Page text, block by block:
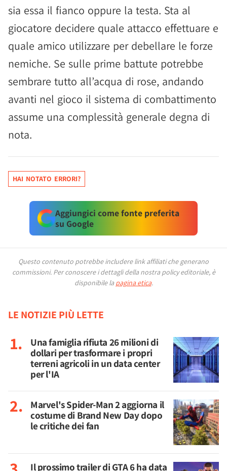
sia essa il fianco oppure la testa. Sta al
giocatore decidere quale attacco effettuare e
quale amico utilizzare per debellare le forze
nemiche. Se sulle prime battute potrebbe
sembrare tutto all’acqua di rose, andando
avanti nel gioco il sistema di combattimento
assume una complessità generale degna di
nota.
HAI NOTATO ERRORI?
Aggiungici come fonte preferita
su Google
Questo contenuto potrebbe includere link affiliati che generano
commissioni. Per conoscere i dettagli della nostra policy editoriale, è
disponibile la pagina etica.
LE NOTIZIE PIÙ LETTE
Una famiglia rifiuta 26 milioni di
dollari per trasformare i propri
terreni agricoli in un data center
per l'IA
Marvel's Spider-Man 2 aggiorna il
costume di Brand New Day dopo
le critiche dei fan
Il prossimo trailer di GTA 6 ha data